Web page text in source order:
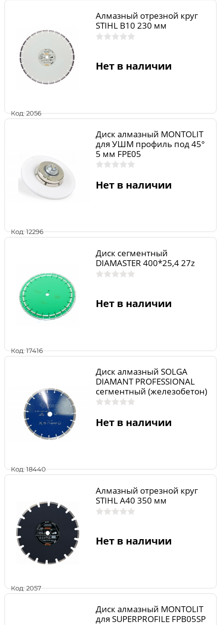
Код: 2056
Алмазный отрезной круг
STIHL B10 230 мм
Нет в наличии
Код: 12296
Диск алмазный MONTOLIT
для УШМ профиль под 45°
5 мм FPE05
Нет в наличии
Код: 17416
Диск сегментный
DIAMASTER 400*25,4 27z
Нет в наличии
Код: 18440
Диск алмазный SOLGA
DIAMANT PROFESSIONAL
сегментный (железобетон)
230мм/22,23
Нет в наличии
Код: 2057
Алмазный отрезной круг
STIHL А40 350 мм
Нет в наличии
Диск алмазный MONTOLIT
для SUPERPROFILE FPB05SP